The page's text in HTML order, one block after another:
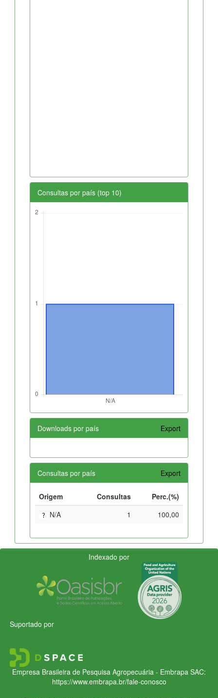
Consultas por país (top 10)
Downloads por país Export
Consultas por país Export
Origem Consultas
Perc.(%)
N/A
1 100,00
Indexado por
Suportado por
Empresa Brasileira de Pesquisa Agropecuária - Embrapa SAC:
https://www.embrapa.br/fale-conosco